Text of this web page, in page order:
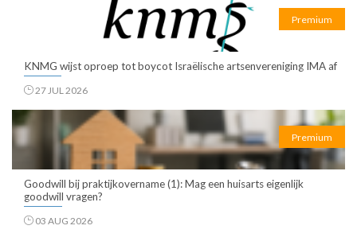
Premium
KNMG wijst oproep tot boycot Israëlische artsenvereniging IMA af
27 JUL 2026
Premium
Goodwill bij praktijkovername (1): Mag een huisarts eigenlijk
goodwill vragen?
03 AUG 2026